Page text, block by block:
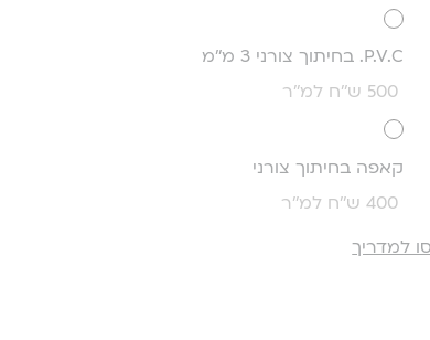
P.V.C. בחיתוך צורני 3 מ''מ
500 ש''ח למ''ר
קאפה בחיתוך צורני
400 ש''ח למ''ר
למדריך